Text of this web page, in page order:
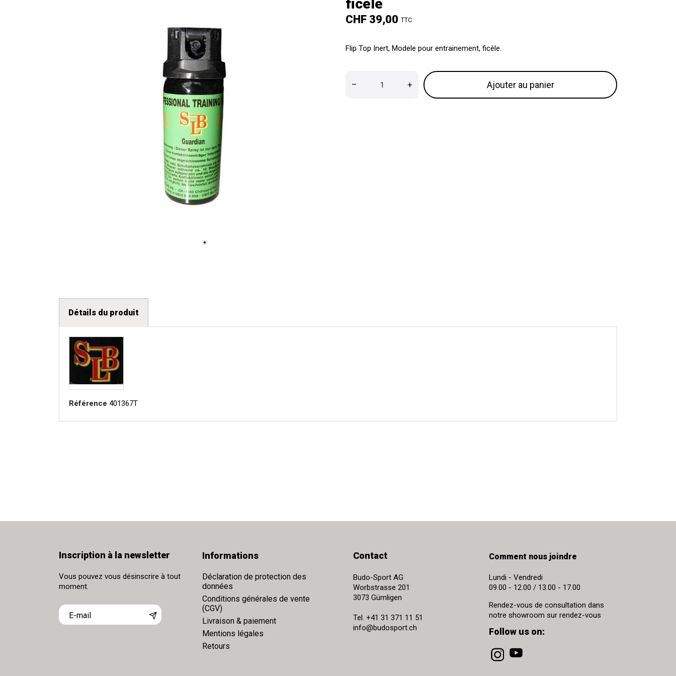
ficèle
CHF 39,00 TTC
Flip Top Inert, Modele pour entrainement, ficèle.
– + Ajouter au panier
Détails du produit
Référence 401367T
Inscription à la newsletter
Vous pouvez vous désinscrire à tout
moment.
Informations
Déclaration de protection des
données
Conditions générales de vente
(CGV)
Livraison & paiement
Mentions légales
Retours
Contact
Budo-Sport AG
Worbstrasse 201
3073 Gümligen
Tel. +41 31 371 11 51
info@budosport.ch
Comment nous joindre
Lundi - Vendredi
09.00 - 12.00 / 13.00 - 17.00
Rendez-vous de consultation dans
notre showroom sur rendez-vous
Follow us on: